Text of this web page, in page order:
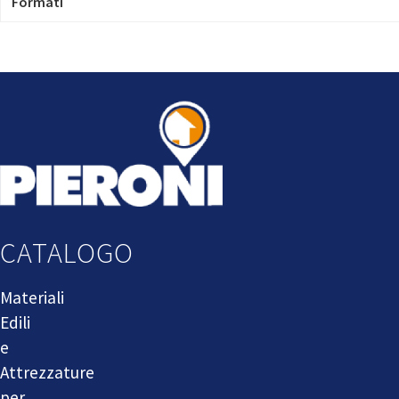
CATALOGO
Materiali
Edili
e
Attrezzature